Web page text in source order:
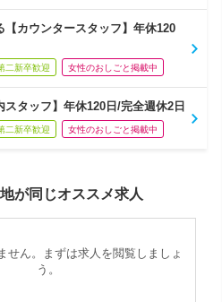
カウンタースタッフ】年休120
二新卒歓迎 女性のおしごと掲載中
タッフ】年休120日/完全週休2日
二新卒歓迎 女性のおしごと掲載中
が同じオススメ求人
せん。まずは求人を閲覧しましょ
う。